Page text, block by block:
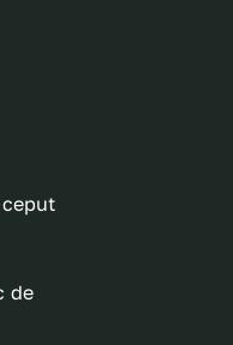
de